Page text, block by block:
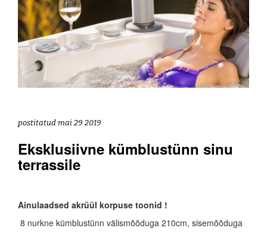
postitatud mai 29 2019
Eksklusiivne kümblustünn sinu
terrassile
Ainulaadsed akrüül korpuse toonid !
8 nurkne kümblustünn välismõõduga 210cm, sisemõõduga